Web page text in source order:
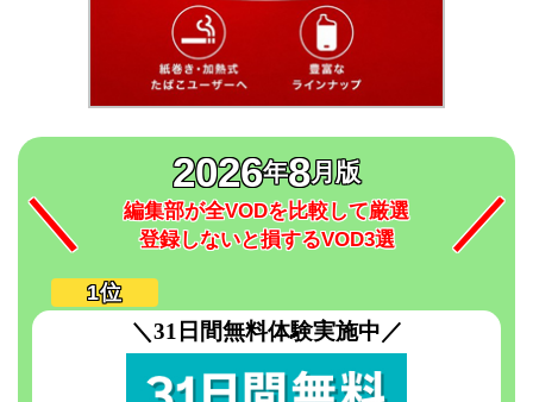
2026年8月版
編集部が全VODを比較して厳選
登録しないと損するVOD3選
＼31日間無料体験実施中／